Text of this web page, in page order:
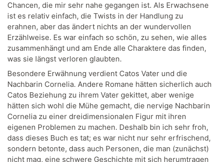
Chancen, die mir sehr nahe gegangen ist. Als Erwachsene
ist es relativ einfach, die Twists in der Handlung zu
erahnen, aber das ändert nichts an der wundervollen
Erzählweise. Es war einfach so schön, zu sehen, wie alles
zusammenhängt und am Ende alle Charaktere das finden,
was sie längst verloren glaubten.
Besondere Erwähnung verdient Catos Vater und die
Nachbarin Cornelia. Andere Romane hätten sicherlich auch
Catos Beziehung zu ihrem Vater gekittet, aber wenige
hätten sich wohl die Mühe gemacht, die nervige Nachbarin
Cornelia zu einer dreidimensionalen Figur mit ihren
eigenen Problemen zu machen. Deshalb bin ich sehr froh,
dass dieses Buch es tat; es war nicht nur sehr erfrischend,
sondern betonte, dass auch Personen, die man (zunächst)
nicht mag, eine schwere Geschichte mit sich herumtragen